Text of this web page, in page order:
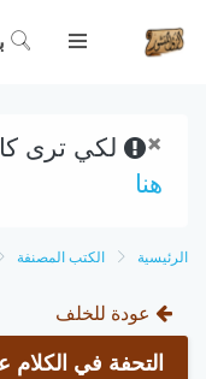
× لكي ترى
هنا
الرئيسية الكتب المصنفة
عودة للخلف
التحفة في